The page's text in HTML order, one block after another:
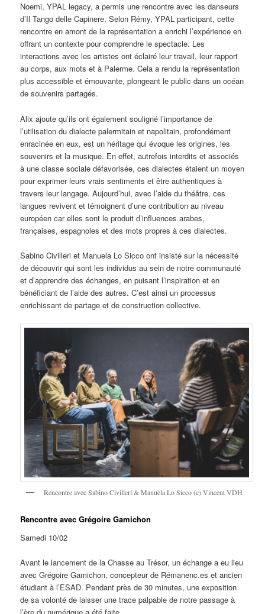
Noemi, YPAL legacy, a permis une rencontre avec les danseurs
d’Il Tango delle Capinere. Selon Rémy, YPAL participant, cette
rencontre en amont de la représentation a enrichi l’expérience en
offrant un contexte pour comprendre le spectacle. Les
interactions avec les artistes ont éclairé leur travail, leur rapport
au corps, aux mots et à Palerme. Cela a rendu la représentation
plus accessible et émouvante, plongeant le public dans un océan
de souvenirs partagés.
Alix ajoute qu’ils ont également souligné l’importance de
l’utilisation du dialecte palermitain et napolitain, profondément
enracinée en eux, est un héritage qui évoque les origines, les
souvenirs et la musique. En effet, autrefois interdits et associés
à une classe sociale défavorisée, ces dialectes étaient un moyen
pour exprimer leurs vrais sentiments et être authentiques à
travers leur langage. Aujourd’hui, avec l’aide du théâtre, ces
langues revivent et témoignent d’une contribution au niveau
européen car elles sont le produit d’influences arabes,
françaises, espagnoles et des mots propres à ces dialectes.
Sabino Civilleri et Manuela Lo Sicco ont insisté sur la nécessité
de découvrir qui sont les individus au sein de notre communauté
et d’apprendre des échanges, en puisant l’inspiration et en
bénéficiant de l’aide des autres. C’est ainsi un processus
enrichissant de partage et de construction collective.
Rencontre avec Sabino Civilleri & Manuela Lo Sicco (c) Vincent VDH
Rencontre avec Grégoire Gamichon
Samedi 10/02
Avant le lancement de la Chasse au Trésor, un échange a eu lieu
avec Grégoire Gamichon, concepteur de Rémanenc.es et ancien
étudiant à l’ESAD. Pendant près de 30 minutes, une exposition
de sa volonté de laisser une trace palpable de notre passage à